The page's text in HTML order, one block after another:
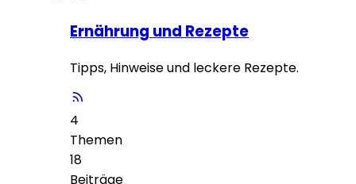
Ernährung und Rezepte
Tipps, Hinweise und leckere Rezepte.
4
Themen
18
Beiträge